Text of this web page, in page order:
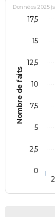
Nombre de faits
Données 2025
0
2,5
5
7,5
10
12,5
15
17,5